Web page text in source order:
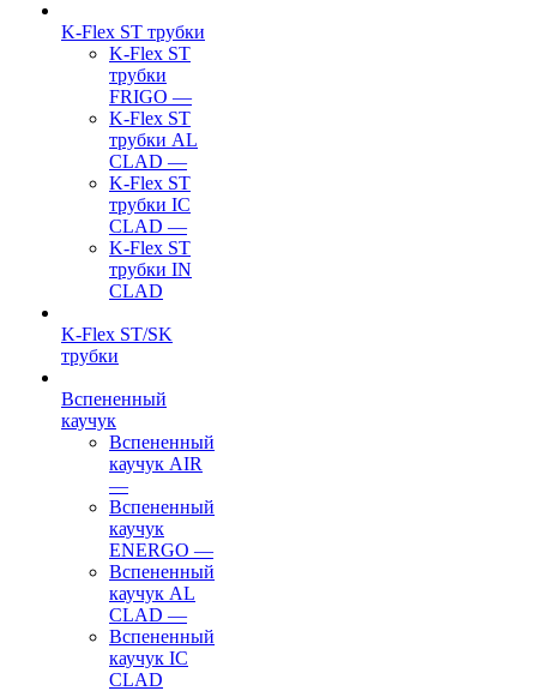
K-Flex ST трубки
K-Flex ST
трубки
FRIGO —
K-Flex ST
трубки AL
CLAD —
K-Flex ST
трубки IC
CLAD —
K-Flex ST
трубки IN
CLAD
K-Flex ST/SK
трубки
Вспененный
каучук
Вспененный
каучук AIR
—
Вспененный
каучук
ENERGO —
Вспененный
каучук AL
CLAD —
Вспененный
каучук IC
CLAD